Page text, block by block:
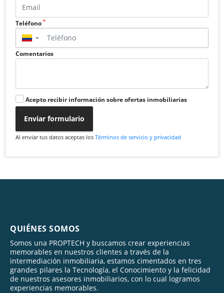
Teléfono *
▼
Comentarios
Acepto recibir información sobre ofertas inmobiliarias
Enviar formulario
Al enviar tus datos aceptas los Términos de servicio y privacidad
QUIÉNES SOMOS
Somos una PROPTECH y buscamos crear experiencias
memorables en nuestros clientes a través de la
intermediación inmobiliaria, estamos cimentados en tres
grandes pilares la Tecnología, el Conocimiento y la felicidad
de nuestros asesores inmobiliarios, con lo cual logramos
experiencias memorables.